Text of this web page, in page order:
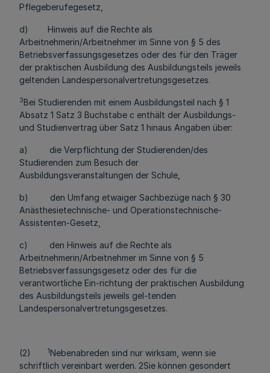
Pflegeberufegesetz,
d) Hinweis auf die Rechte als
Arbeitnehmerin/Arbeitnehmer im Sinne von § 5 des
Betriebsverfassungsgesetzes oder des für den Träger
der praktischen Ausbildung des Ausbildungsteils jeweils
geltenden Landespersonalvertretungsgesetzes.
3Bei Studierenden mit einem Ausbildungsteil nach § 1
Absatz 1 Satz 3 Buchstabe c enthält der Ausbildungs-
und Studienvertrag über Satz 1 hinaus Angaben über:
a) die Verpflichtung der Studierenden/des
Studierenden zum Besuch der
Ausbildungsveranstaltungen der Schule,
b) den Umfang etwaiger Sachbezüge nach § 30
Anästhesietechnische- und Operationstechnische-
Assistenten-Gesetz,
c) den Hinweis auf die Rechte als
Arbeitnehmerin/Arbeitnehmer im Sinne von § 5
Betriebsverfassungsgesetz oder des für die
verantwortliche Ein-richtung der praktischen Ausbildung
des Ausbildungsteils jeweils gel-tenden
Landespersonalvertretungsgesetzes.
(2) 1Nebenabreden sind nur wirksam, wenn sie
schriftlich vereinbart werden. 2Sie können gesondert